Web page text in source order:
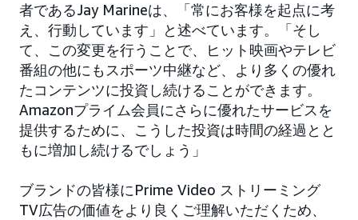
者であるJay Marineは、「常にお客様を起点に考
え、行動しています」と述べています。「そし
て、この変更を行うことで、ヒット映画やテレビ
番組の他にもスポーツ中継など、より多くの優れ
たコンテンツに投資し続けることができます。
Amazonプライム会員にさらに優れたサービスを
提供するために、こうした投資は時間の経過とと
もに増加し続けるでしょう」
ブランドの皆様にPrime Video ストリーミング
TV広告の価値をより良くご理解いただくため、